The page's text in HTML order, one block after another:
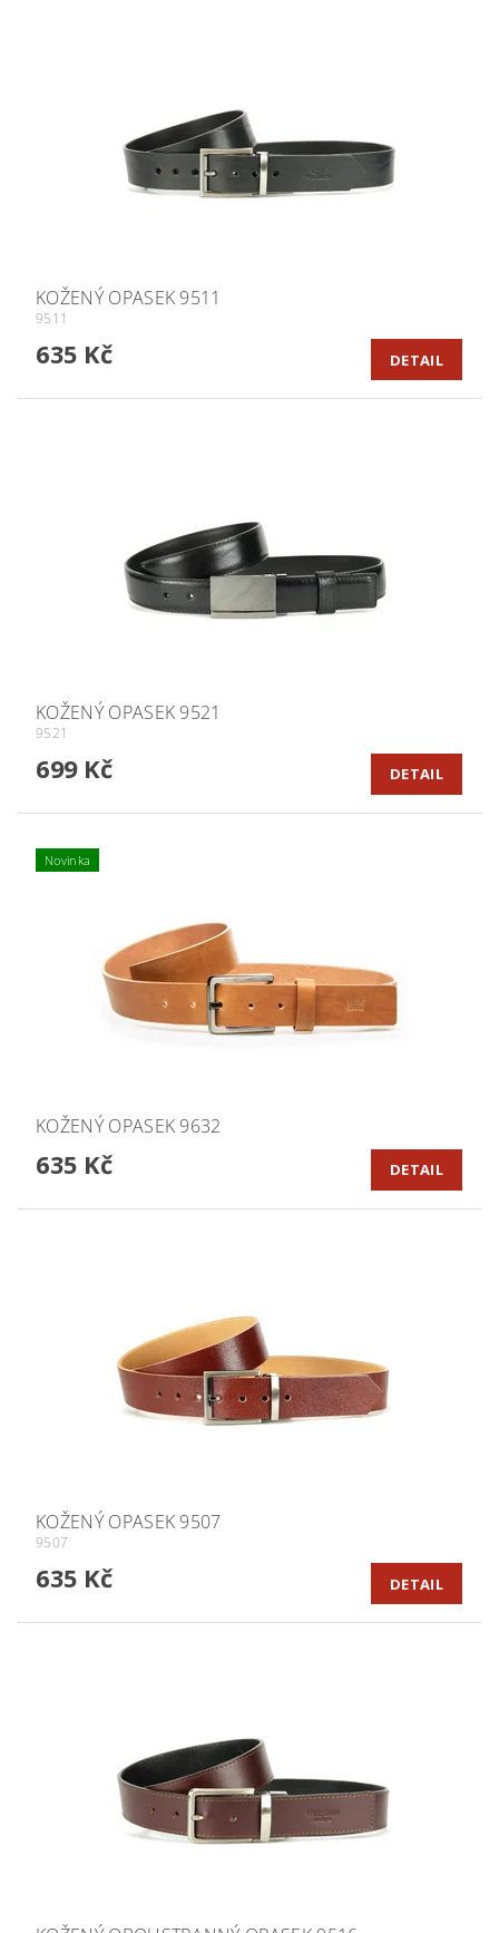
KOŽENÝ OPASEK 9511
9511
635 Kč DETAIL
KOŽENÝ OPASEK 9521
9521
699 Kč DETAIL
Novinka
KOŽENÝ OPASEK 9632
635 Kč DETAIL
KOŽENÝ OPASEK 9507
9507
635 Kč DETAIL